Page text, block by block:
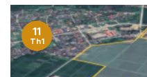
11
Th1